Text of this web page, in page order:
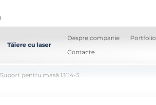
Tăiere cu laser
Despre companie Portfolio
Contacte
Suport pentru masă 13114-3